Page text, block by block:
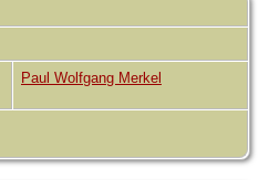
Paul Wolfgang Merkel